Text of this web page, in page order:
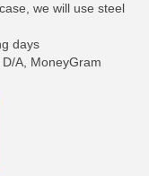
we will use steel
days
A, MoneyGram